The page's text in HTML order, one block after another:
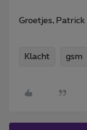
Groetjes, Patrick
Klacht gsm